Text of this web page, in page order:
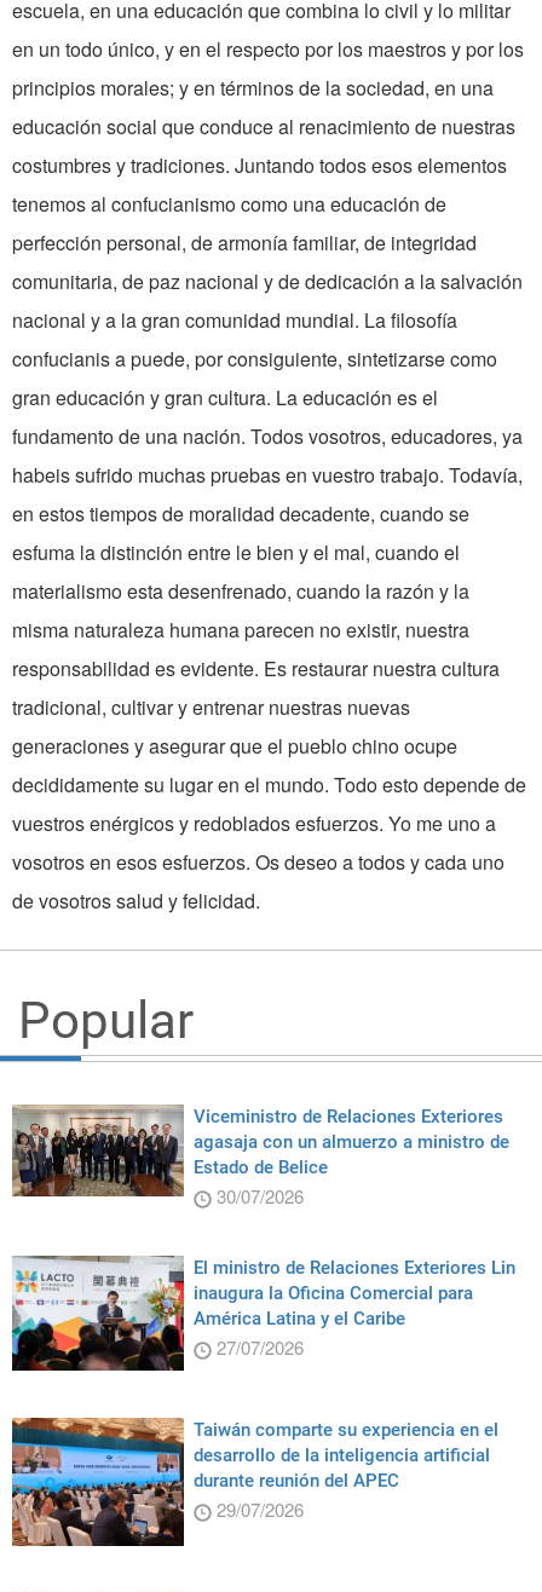
escuela, en una educación que combina lo civil y lo militar
en un todo único, y en el respecto por los maestros y por los
principios morales; y en términos de la sociedad, en una
educación social que conduce al renacimiento de nuestras
costumbres y tradiciones. Juntando todos esos elementos
tenemos al confucianismo como una educación de
perfección personal, de armonía familiar, de integridad
comunitaria, de paz nacional y de dedicación a la salvación
nacional y a la gran comunidad mundial. La filosofía
confucianis a puede, por consiguiente, sintetizarse como
gran educación y gran cultura. La educación es el
fundamento de una nación. Todos vosotros, educadores, ya
habeis sufrido muchas pruebas en vuestro trabajo. Todavía,
en estos tiempos de moralidad decadente, cuando se
esfuma la distinción entre le bien y el mal, cuando el
materialismo esta desenfrenado, cuando la razón y la
misma naturaleza humana parecen no existir, nuestra
responsabilidad es evidente. Es restaurar nuestra cultura
tradicional, cultivar y entrenar nuestras nuevas
generaciones y asegurar que el pueblo chino ocupe
decididamente su lugar en el mundo. Todo esto depende de
vuestros enérgicos y redoblados esfuerzos. Yo me uno a
vosotros en esos esfuerzos. Os deseo a todos y cada uno
de vosotros salud y felicidad.
Popular
Viceministro de Relaciones Exteriores
agasaja con un almuerzo a ministro de
Estado de Belice
30/07/2026
El ministro de Relaciones Exteriores Lin
inaugura la Oficina Comercial para
América Latina y el Caribe
27/07/2026
Taiwán comparte su experiencia en el
desarrollo de la inteligencia artificial
durante reunión del APEC
29/07/2026